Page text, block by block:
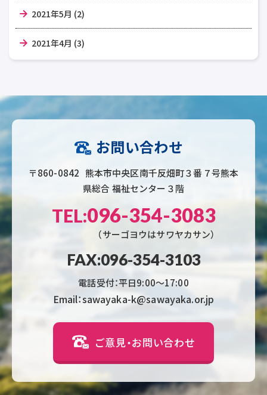
2021年5月 (2)
2021年4月 (3)
お問い合わせ
〒860-0842 熊本市中央区南千反畑町３番７号熊本
県総合 福祉センター３階
TEL:096-354-3083
（サーゴヨウはサワヤカサン）
FAX:096-354-3103
電話受付：平日9:00〜17:00
Email：sawayaka-k@sawayaka.or.jp
ご意見・お問い合わせ